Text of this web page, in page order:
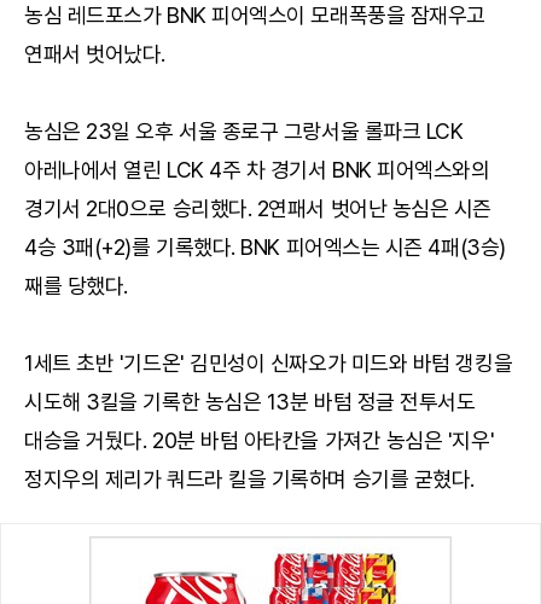
농심 레드포스가 BNK 피어엑스이 모래폭풍을 잠재우고
연패서 벗어났다.
농심은 23일 오후 서울 종로구 그랑서울 롤파크 LCK
아레나에서 열린 LCK 4주 차 경기서 BNK 피어엑스와의
경기서 2대0으로 승리했다. 2연패서 벗어난 농심은 시즌
4승 3패(+2)를 기록했다. BNK 피어엑스는 시즌 4패(3승)
째를 당했다.
1세트 초반 '기드온' 김민성이 신짜오가 미드와 바텀 갱킹을
시도해 3킬을 기록한 농심은 13분 바텀 정글 전투서도
대승을 거뒀다. 20분 바텀 아타칸을 가져간 농심은 '지우'
정지우의 제리가 쿼드라 킬을 기록하며 승기를 굳혔다.